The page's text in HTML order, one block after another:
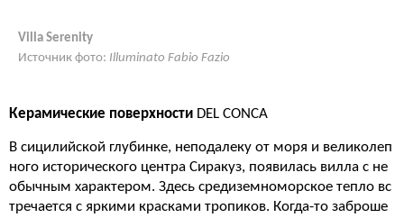
Villa Serenity
Источник фото: Illuminato Fabio Fazio
Керамические поверхности DEL CONCA
В сицилийской глубинке, неподалеку от моря и великолеп
ного исторического центра Сиракуз, появилась вилла с не
обычным характером. Здесь средиземноморское тепло вс
тречается с яркими красками тропиков. Когда-то заброше